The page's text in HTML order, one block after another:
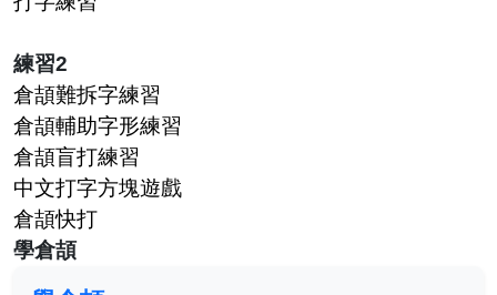
練習2
倉頡難拆字練習
倉頡輔助字形練習
倉頡盲打練習
中文打字方塊遊戲
倉頡快打
學倉頡